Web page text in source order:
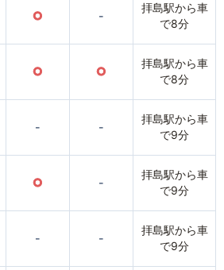
○ -
拝島駅から車
で8分
○ ○
拝島駅から車
で8分
- -
拝島駅から車
で9分
○ -
拝島駅から車
で9分
- -
拝島駅から車
で9分